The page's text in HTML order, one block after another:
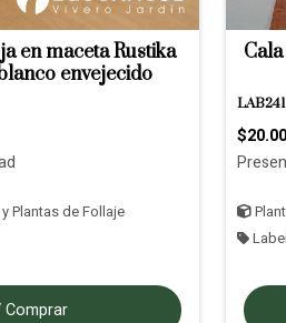
en maceta Rustika
envejecido
Plantas de Follaje
Comprar
LAB241
$20.00